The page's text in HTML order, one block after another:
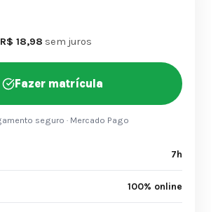
18,98 sem juros
Fazer matrícula
seguro · Mercado Pago
7h
100% online